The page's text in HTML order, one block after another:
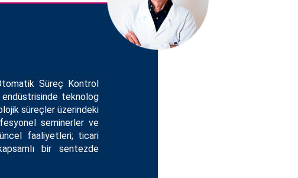
Süreç Kontrol
endüstrisinde teknolog
süreçler üzerindeki
seminerler ve
faaliyetleri; ticari
bir sentezde